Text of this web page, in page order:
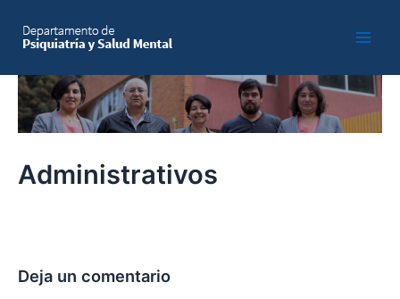
content
Administrativos
Deja un comentario